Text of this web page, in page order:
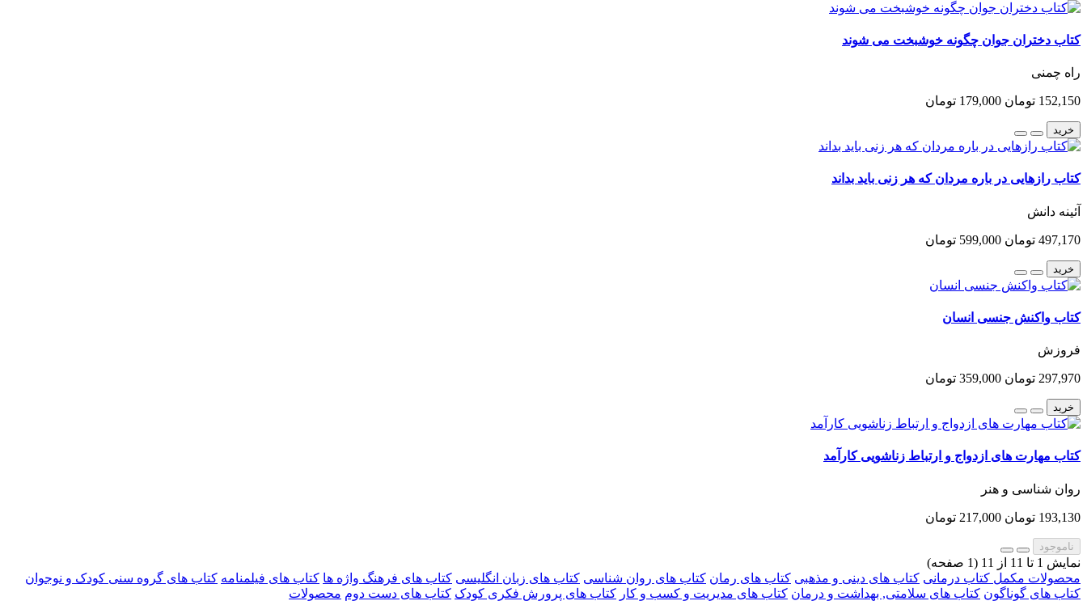
کتاب دختران جوان چگونه خوشبخت می شوند
راه چمنی
152,150 تومان 179,000 تومان
خرید
کتاب رازهایی در باره مردان که هر زنی باید بداند
آئینه دانش
497,170 تومان 599,000 تومان
خرید
کتاب واکنش جنسی انسان
فروزش
297,970 تومان 359,000 تومان
خرید
کتاب مهارت های ازدواج و ارتباط زناشویی کارآمد
روان شناسی و هنر
193,130 تومان 217,000 تومان
ناموجود
نمایش 1 تا 11 از 11 (1 صفحه)
محصولات مکمل کتاب درمانی کتاب های دینی و مذهبی کتاب های رمان کتاب های روان شناسی کتاب های زبان انگلیسی کتاب های فرهنگ واژه ها کتاب های فیلمنامه کتاب های گروه سنی کودک و نوجوان
کتاب های گوناگون کتاب های سلامتی, بهداشت و درمان کتاب های مدیریت و کسب و کار کتاب های پرورش فکری کودک کتاب های دست دوم محصولات